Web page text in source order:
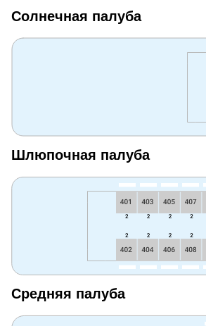
Солнечная палуба
Шлюпочная палуба
Средняя палуба